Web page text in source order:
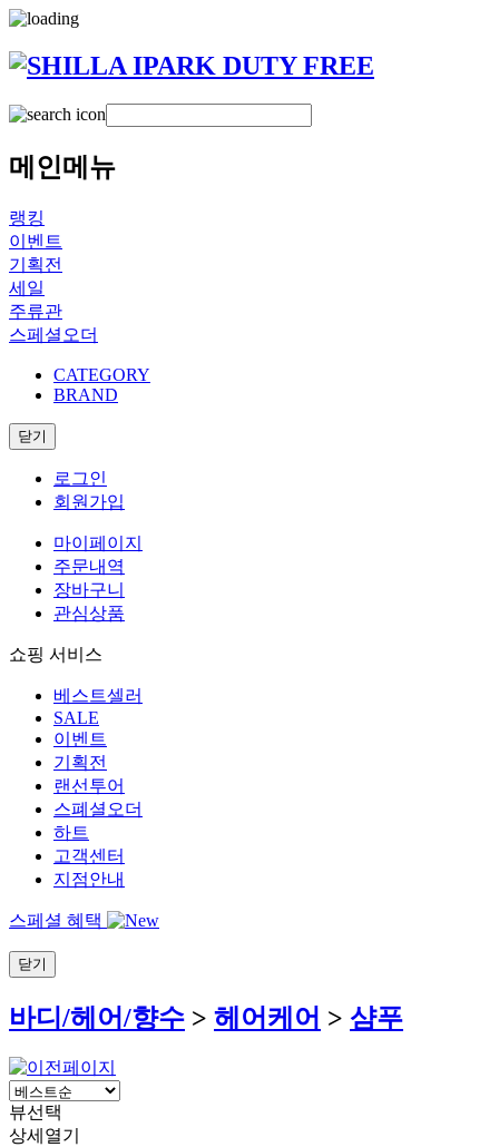
메인메뉴
랭킹
이벤트
기획전
세일
주류관
스페셜오더
CATEGORY
BRAND
닫기
로그인
회원가입
마이페이지
주문내역
장바구니
관심상품
쇼핑 서비스
베스트셀러
SALE
이벤트
기획전
랜선투어
스폐셜오더
하트
고객센터
지점안내
스페셜 혜택
닫기
바디/헤어/향수 > 헤어케어 > 샴푸
뷰선택
상세열기